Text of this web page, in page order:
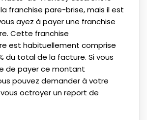
franchise pare-brise, mais il est
ayez à payer une franchise
Cette franchise
est habituellement comprise
du total de la facture. Si vous
de payer ce montant
pouvez demander à votre
octroyer un report de